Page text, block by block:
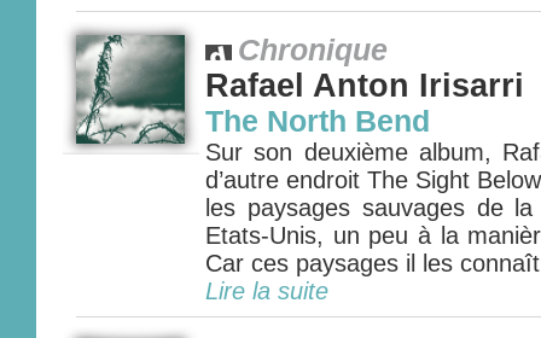
Chronique
Rafael Anton Irisarri
The North Bend
Sur son deuxième album,
d’autre endroit The Sight
les paysages sauvages de
Etats-Unis, un peu à la
Car ces paysages il les
Lire la suite